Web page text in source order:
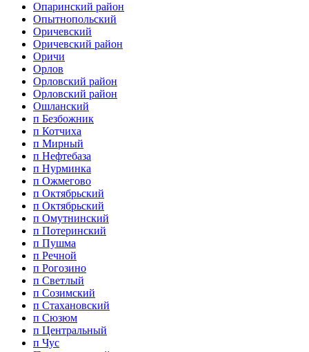
Опаринский район
Опытнопольский
Оричевский
Оричевский район
Оричи
Орлов
Орловский район
Орловский район
Ошланский
п Безбожник
п Котчиха
п Мирный
п Нефтебаза
п Нурминка
п Ожмегово
п Октябрьский
п Октябрьский
п Омутнинский
п Потеринский
п Пушма
п Речной
п Рогозино
п Светлый
п Созимский
п Стахановский
п Сюзюм
п Центральный
п Чус